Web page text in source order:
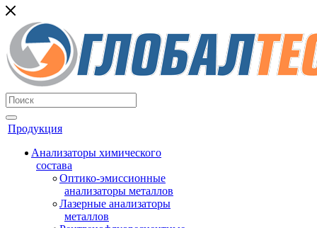
Продукция
Анализаторы химического
состава
Оптико-эмиссионные
анализаторы металлов
Лазерные анализаторы
металлов